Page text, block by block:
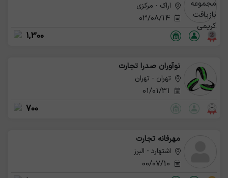
اراک - مرکزی
03/08/14
1,300
نوآوران صدرا تجارت
تهران - تهران
700
مهرفانه تجارت
اشتهارد - البرز